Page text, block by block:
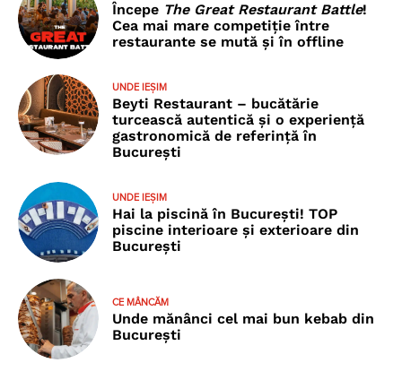
Începe The Great Restaurant Battle!
Cea mai mare competiție între
restaurante se mută și în offline
UNDE IEȘIM
Beyti Restaurant – bucătărie
turcească autentică și o experiență
gastronomică de referință în
București
UNDE IEȘIM
Hai la piscină în București! TOP
piscine interioare și exterioare din
București
CE MÂNCĂM
Unde mănânci cel mai bun kebab din
București